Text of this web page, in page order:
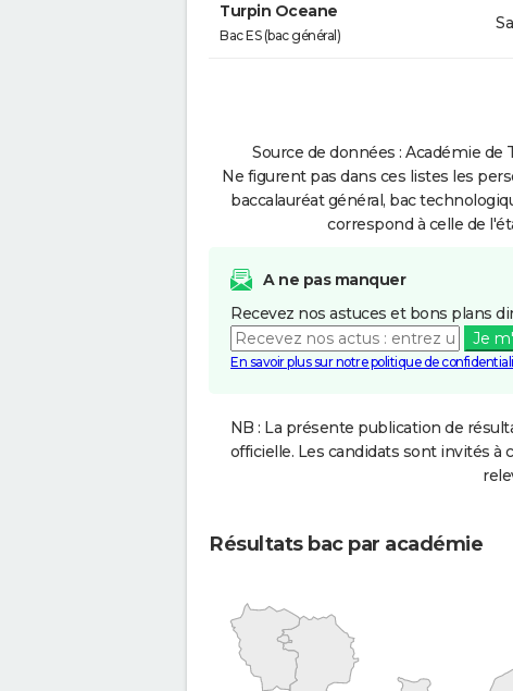
Turpin Oceane
Bac ES (bac général)
Source de données : Académie
Ne figurent pas dans ces listes les
baccalauréat général, bac
correspond à celle de
A ne pas manquer
Recevez nos astuces et bons plans
Je
En savoir plus sur notre politique de
NB : La présente publication de
officielle. Les candidats sont invités à
Résultats bac par académie